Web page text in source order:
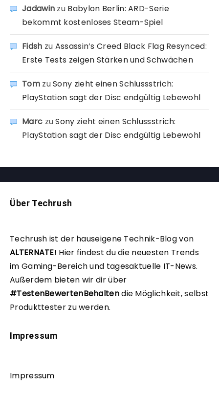
Jadawin zu Babylon Berlin: ARD-Serie
bekommt kostenloses Steam-Spiel
Fidsh zu Assassin’s Creed Black Flag Resynced:
Erste Tests zeigen Stärken und Schwächen
TomzuSony zieht einen Schlussstrich:
PlayStation sagt der Disc endgültig Lebewohl
Marc zuSony zieht einen Schlussstrich:
PlayStation sagt der Disc endgültig Lebewohl
Über Techrush
Techrush ist der hauseigene Technik-Blog von
ALTERNATE! Hier findest du die neuesten Trends
im Gaming-Bereich und tagesaktuelle IT-News.
Außerdem bieten wir dir über
#TestenBewertenBehaltendie Möglichkeit, selbst
Produkttester zu werden.
Impressum
Impressum